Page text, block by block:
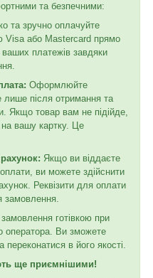
та безпечними:
та зручно оплачуйте
Visa або Mastercard прямо
платежів завдяки
Оформлюйте
після отримання та
Якщо товар вам не підійде,
вашу картку. Це
Якщо ви віддаєте
ви можете здійснити
Реквізити для оплати
замовлення.
готівкою при
оператора. Ви зможете
в його якості.
ще приємнішими!